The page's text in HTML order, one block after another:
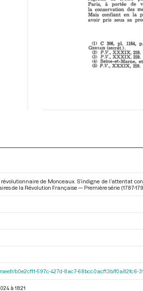
de Monceaux. S’indigne de l’attentat
de la Révolution Française — Première série (1787-
b0e2cf11-597c-427d-8ac7-68bcc0acf13b/
à 18:21